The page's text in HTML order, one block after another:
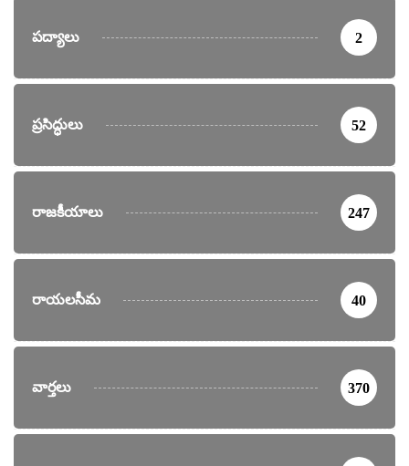
పద్యాలు 2
ప్రసిద్ధులు 52
రాజకీయాలు 247
రాయలసీమ 40
వార్తలు 370